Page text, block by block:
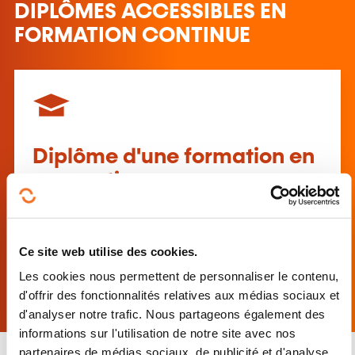
Ce site web utilise des cookies.
Les cookies nous permettent de personnaliser le contenu,
d'offrir des fonctionnalités relatives aux médias sociaux et
d'analyser notre trafic. Nous partageons également des
informations sur l'utilisation de notre site avec nos
partenaires de médias sociaux, de publicité et d'analyse,
DIPLÔMES ACCESSIBLES EN
FORMATION CONTINUE
Diplôme d'une formation en
transfrontalier
école à l'étranger